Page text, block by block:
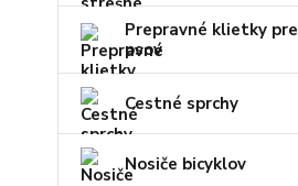
Prepravné klietky pre
psov
Cestné sprchy
Nosiče bicyklov